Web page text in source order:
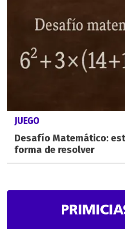
JUEGO
Desafío Matemático:
forma de resolver